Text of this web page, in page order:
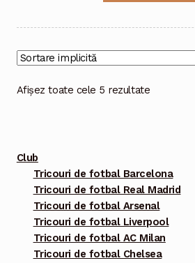
Afișez toate cele 5 rezultate
Club
Tricouri de fotbal Barcelona
Tricouri de fotbal Real Madrid
Tricouri de fotbal Arsenal
Tricouri de fotbal Liverpool
Tricouri de fotbal AC Milan
Tricouri de fotbal Chelsea